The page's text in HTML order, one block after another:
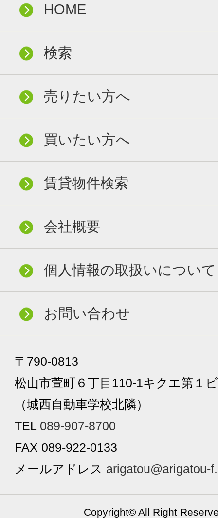
HOME
検索
売りたい方へ
買いたい方へ
賃貸物件検索
会社概要
個人情報の取扱いについて
お問い合わせ
〒790-0813
松山市萱町６丁目110-1キクエ第１
（城西自動車学校北隣）
TEL 089-907-8700
FAX 089-922-0133
メールアドレス arigatou@arigatou-
Copyright© All Right